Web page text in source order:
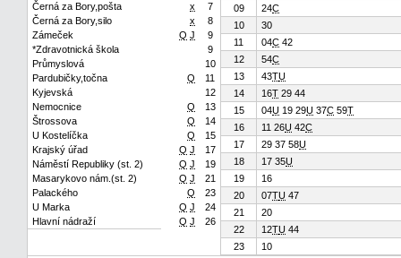
Černá za Bory,pošta
x
7
Černá za Bory,silo
x
8
Zámeček
Q J
9
*Zdravotnická škola
9
Průmyslová
10
Pardubičky,točna
Q
11
Kyjevská
12
Nemocnice
Q
13
Štrossova
Q
14
U Kostelíčka
Q
15
Krajský úřad
Q J
17
Náměstí Republiky (st. 2)
Q J
19
Masarykovo nám.(st. 2)
Q J
21
Palackého
Q
23
U Marka
Q J
24
Hlavní nádraží
Q J 26
09
24C
10
30
11
04C 42
12
54C
13
43TU
14
16T 29 44
15
04U 19 29U 37C 59T
16
11 26U 42C
17
29 37 58U
18
17 35U
19
16
20
07TU 47
21
20
22
12TU 44
23
10